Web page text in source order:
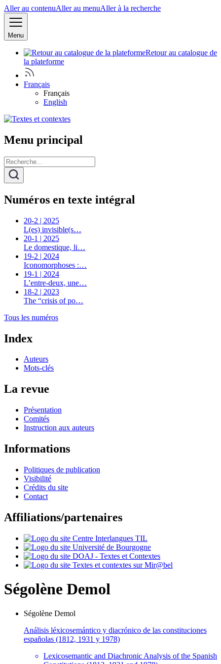
Aller au contenuAller au menuAller à la recherche
Menu
Retour au catalogue de
la plateforme
Français
Français
English
Menu principal
Numéros en texte intégral
20-2 | 2025
L(es) invisible(s…
20-1 | 2025
Le domestique, li…
19-2 | 2024
Iconomorphoses :…
19-1 | 2024
L’entre-deux, une…
18-2 | 2023
The “crisis of po…
Tous les numéros
Index
Auteurs
Mots-clés
La revue
Présentation
Comités
Instruction aux auteurs
Informations
Politiques de publication
Visibilité
Crédits du site
Contact
Affiliations/partenaires
Ségolène Demol
Ségolène Demol
Análisis léxicosemántico y diacrónico de las constituciones
españolas (1812, 1931 y 1978)
Lexicosemantic and Diachronic Analysis of the Spanish